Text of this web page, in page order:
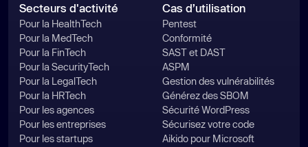
Secteurs d'activité
Pour la HealthTech
Pour la MedTech
Pour la FinTech
Pour la SecurityTech
Pour la LegalTech
Pour la HRTech
Pour les agences
Pour les entreprises
Pour les startups
Cas d’utilisation
Pentest
Conformité
SAST et DAST
ASPM
Gestion des vulnérabilités
Générez des SBOM
Sécurité WordPress
Sécurisez votre code
Aikido pour Microsoft